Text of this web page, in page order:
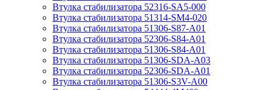
Втулка стабилизатора 52316-SA5-000
Втулка стабилизатора 51314-SM4-020
Втулка стабилизатора 51306-S87-A01
Втулка стабилизатора 52306-S84-A01
Втулка стабилизатора 51306-S84-A01
Втулка стабилизатора 51306-SDA-A03
Втулка стабилизатора 52306-SDA-A01
Втулка стабилизатора 51306-S3V-A00